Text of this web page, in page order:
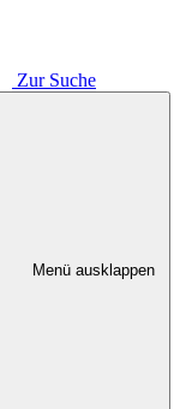
Zur Suche
Menü ausklappen